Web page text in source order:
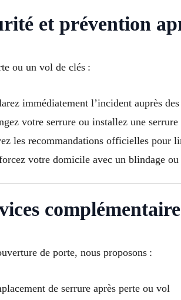
et prévention
ou un vol de clés :
immédiatement l’incident auprès
votre serrure ou installez une
les recommandations officielles pour
votre domicile avec un blindage
de porte, nous proposons :
de serrure après perte ou vol